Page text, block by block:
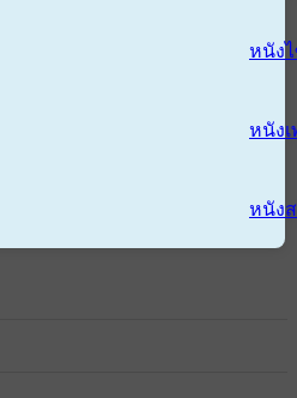
หนัง
หนังเ
หนัง